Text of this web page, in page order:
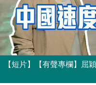
【短片】【有聲專欄】屈